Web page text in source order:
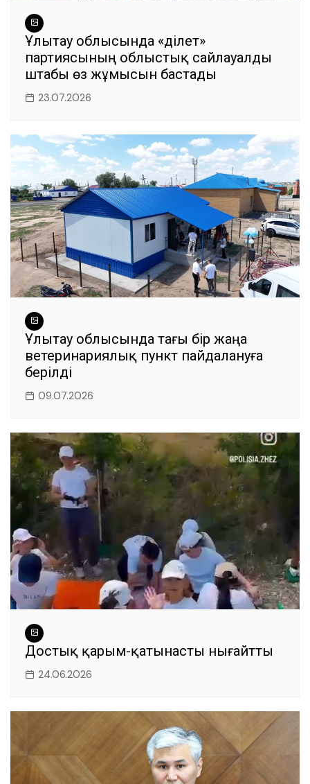
Ұлытау облысында «Әділет»
партиясының облыстық сайлауалды
штабы өз жұмысын бастады
23.07.2026
Ұлытау облысында тағы бір жаңа
ветеринариялық пункт пайдалануға
берілді
09.07.2026
Достық қарым-қатынасты нығайтты
24.06.2026